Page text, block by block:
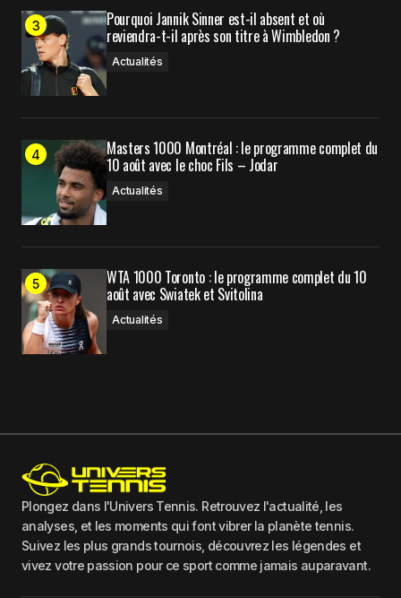
Pourquoi Jannik Sinner est-il absent et où
reviendra-t-il après son titre à Wimbledon ?
Actualités
Masters 1000 Montréal : le programme complet du
10 août avec le choc Fils – Jodar
Actualités
WTA 1000 Toronto : le programme complet du 10
août avec Swiatek et Svitolina
Actualités
Plongez dans l'Univers Tennis. Retrouvez l'actualité, les
analyses, et les moments qui font vibrer la planète tennis.
Suivez les plus grands tournois, découvrez les légendes et
vivez votre passion pour ce sport comme jamais auparavant.